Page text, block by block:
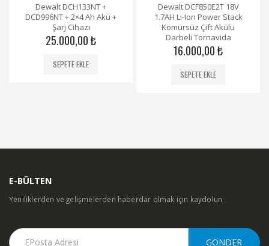
out
of
5
Dewalt DCH133NT +
DCD996NT + 2×4 Ah Akü +
Şarj Cihazı
25.000,00₺
SEPETE EKLE
out
of
5
Dewalt DCF850E2T 18V
1.7AH Li-Ion Power Stack
Kömürsüz Çift Akülü
Darbeli Tornavida
16.000,00₺
SEPETE EKLE
E-BÜLTEN
Yeniliklerden ve gelişmelerden haberdar olmak için kaydolun